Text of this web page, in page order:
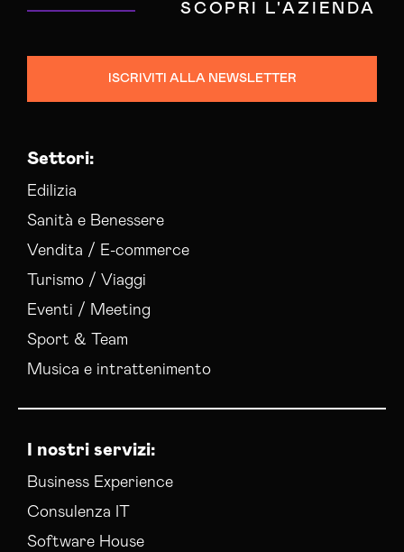
SCOPRI L'AZIENDA
ISCRIVITI ALLA NEWSLETTER
Settori:
Edilizia
Sanità e Benessere
Vendita / E-commerce
Turismo / Viaggi
Eventi / Meeting
Sport & Team
Musica e intrattenimento
I nostri servizi:
Business Experience
Consulenza IT
Software House